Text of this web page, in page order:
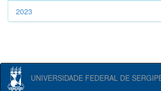
2023
UNIVERSIDADE FEDERAL DE